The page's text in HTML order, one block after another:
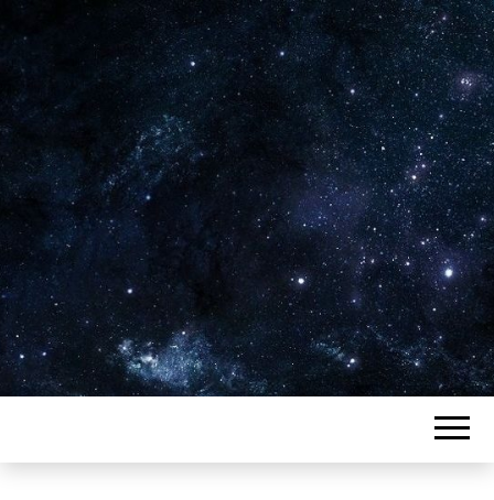
Plus de 2800 critiques de films